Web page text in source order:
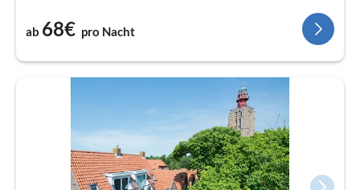
ab 68€ pro Nacht